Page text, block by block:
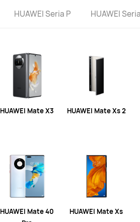
HUAWEI Seria P HUAWEI
HUAWEI Mate X3 HUAWEI Mate Xs 2
HUAWEI Mate 40
HUAWEI Mate Xs